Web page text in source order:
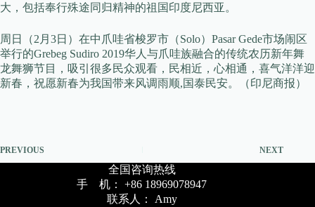
大，包括奉行殊途同归精神的祖国印度尼西亚。
周日（2月3日）在中爪哇省梭罗市（Solo）Pasar Gede市场闹区
举行的Grebeg Sudiro 2019华人与爪哇族融合的传统农历新年舞
龙舞狮节目，吸引很多民众观看，民相近，心相通，喜气洋洋迎
新春，祝愿新春为我国带来风调雨顺,国泰民安。（印尼商报）
PREVIOUS NEXT
全国咨询热线
手 机： +86 18969078947
联系人： Amy